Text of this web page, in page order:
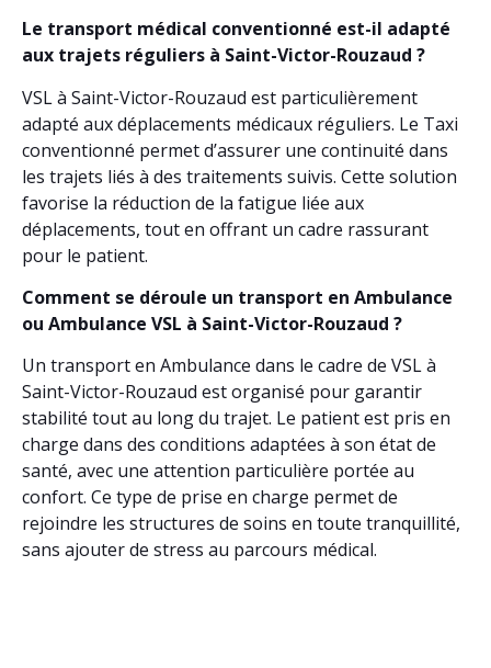
Le transport médical conventionné est-il adapté
aux trajets réguliers à Saint-Victor-Rouzaud ?
VSL à Saint-Victor-Rouzaud est particulièrement
adapté aux déplacements médicaux réguliers. Le Taxi
conventionné permet d’assurer une continuité dans
les trajets liés à des traitements suivis. Cette solution
favorise la réduction de la fatigue liée aux
déplacements, tout en offrant un cadre rassurant
pour le patient.
Comment se déroule un transport en Ambulance
ou Ambulance VSL à Saint-Victor-Rouzaud ?
Un transport en Ambulance dans le cadre de VSL à
Saint-Victor-Rouzaud est organisé pour garantir
stabilité tout au long du trajet. Le patient est pris en
charge dans des conditions adaptées à son état de
santé, avec une attention particulière portée au
confort. Ce type de prise en charge permet de
rejoindre les structures de soins en toute tranquillité,
sans ajouter de stress au parcours médical.